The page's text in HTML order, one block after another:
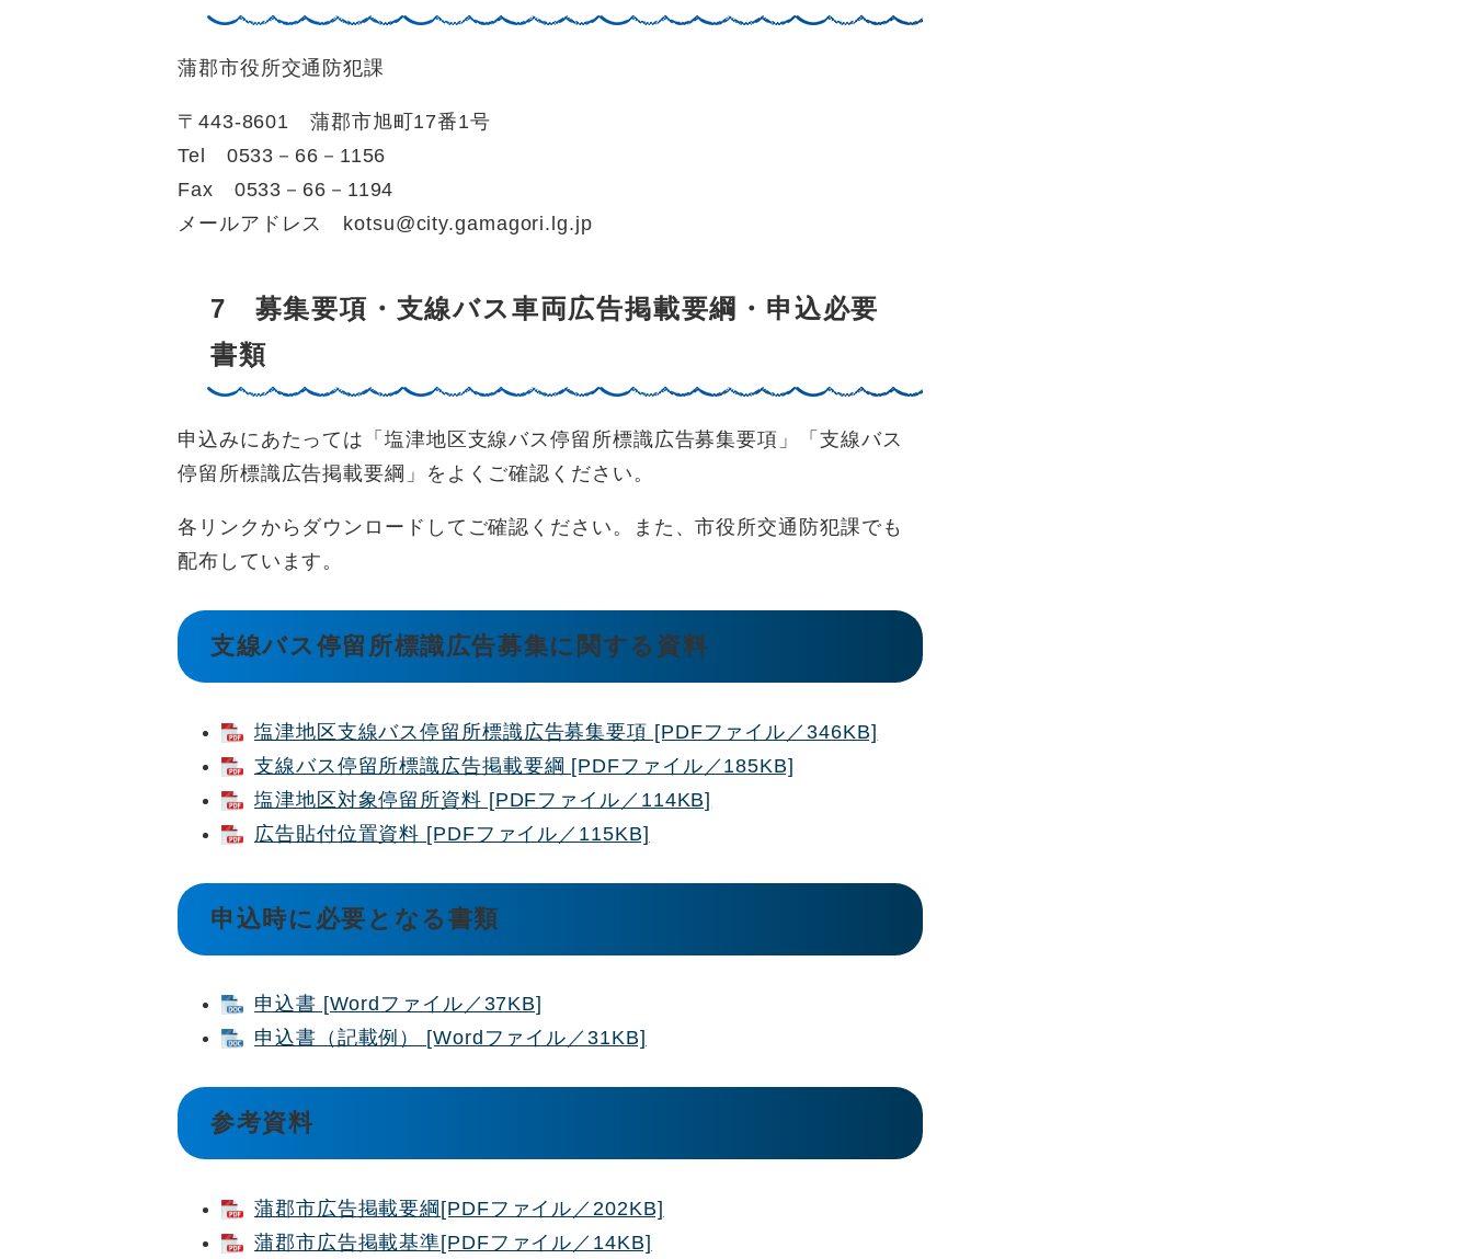
蒲郡市役所交通防犯課
〒443-8601 蒲郡市旭町17番1号
Tel 0533－66－1156
Fax 0533－66－1194
メールアドレス kotsu@city.gamagori.lg.jp
7 募集要項・支線バス車両広告掲載要綱・申込必要
書類
申込みにあたっては「塩津地区支線バス停留所標識広告募集要項」「支線バス
停留所標識広告掲載要綱」をよくご確認ください。
各リンクからダウンロードしてご確認ください。また、市役所交通防犯課でも
配布しています。
支線バス停留所標識広告募集に関する資料
塩津地区支線バス停留所標識広告募集要項 [PDFファイル／346KB]
支線バス停留所標識広告掲載要綱 [PDFファイル／185KB]
塩津地区対象停留所資料 [PDFファイル／114KB]
広告貼付位置資料 [PDFファイル／115KB]
申込時に必要となる書類
申込書 [Wordファイル／37KB]
申込書（記載例） [Wordファイル／31KB]
参考資料
蒲郡市広告掲載要綱[PDFファイル／202KB]
蒲郡市広告掲載基準[PDFファイル／14KB]